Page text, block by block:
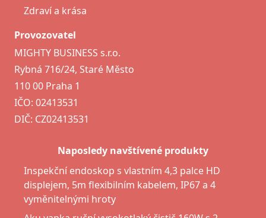
Zdraví a krása
Provozovatel
MIGHTY BUSINESS s.r.o.
Rybná 716/24, Staré Město
110 00 Praha 1
IČO: 02413531
DIČ: CZ02413531
Naposledy navštívené produkty
Inspekční endoskop s vlastním 4,3 palce HD
displejem, 5m flexibilním kabelem, IP67 a 4
vyměnitelnými hroty